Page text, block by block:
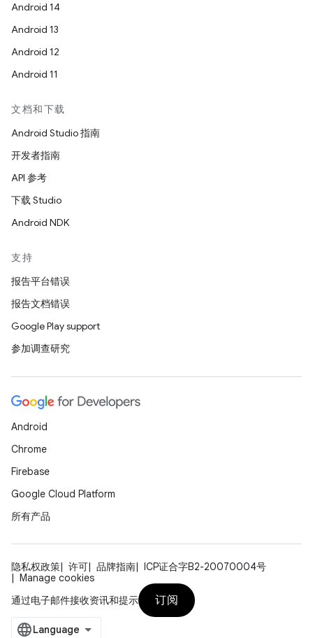
Android 14
Android 13
Android 12
Android 11
文档和下载
Android Studio 指南
开发者指南
API 参考
下载 Studio
Android NDK
支持
报告平台错误
报告文档错误
Google Play support
参加调查研究
Android
Chrome
Firebase
Google Cloud Platform
所有产品
隐私权政策 许可 品牌指南
ICP证合字B2-20070004号
Manage cookies
通过电子邮件接收资讯和提示
订阅